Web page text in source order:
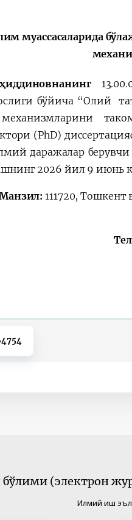
муассасаларида
бўйича “Олий
(PhD)
даражалар
2026 йил 9 июнь
111720,
(электрон
Илмий иш